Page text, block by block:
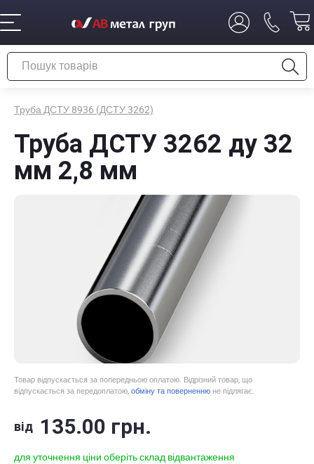
Труба ДСТУ 8936 (ДСТУ 3262)
Труба ДСТУ 3262 ду 32
мм 2,8 мм
Товар відпускається за попередньою оплатою. Відрізний товар, що
відпускається за передоплатою, обміну та поверненню не підлягає.
від 135.00 грн.
для уточнення ціни оберіть склад відвантаження